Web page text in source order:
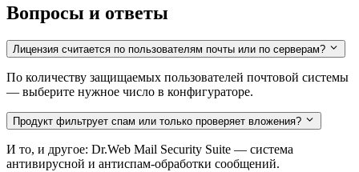
Вопросы и ответы
Лицензия считается по пользователям почты или по серверам?
По количеству защищаемых пользователей почтовой системы
— выберите нужное число в конфигураторе.
Продукт фильтрует спам или только проверяет вложения?
И то, и другое: Dr.Web Mail Security Suite — система
антивирусной и антиспам-обработки сообщений.